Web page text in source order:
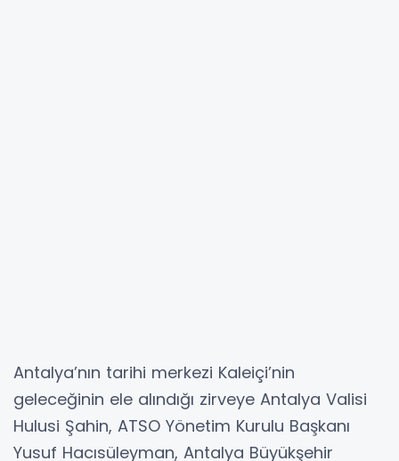
Antalya’nın tarihi merkezi Kaleiçi’nin
geleceğinin ele alındığı zirveye Antalya Valisi
Hulusi Şahin, ATSO Yönetim Kurulu Başkanı
Yusuf Hacısüleyman, Antalya Büyükşehir